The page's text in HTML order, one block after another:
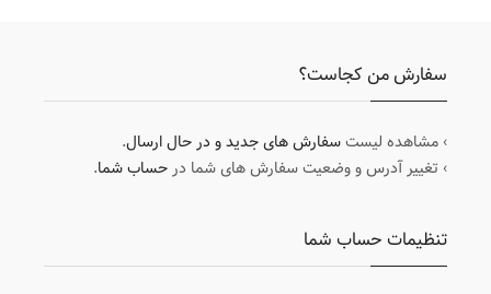
سفارش من کجاست؟
› مشاهده لیستسفارش های جدید و در حال ارسال.
› تغییر آدرس و وضعیت سفارش های شما درحساب شما.
تنظیمات حساب شما